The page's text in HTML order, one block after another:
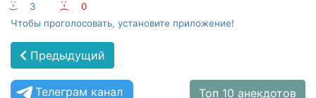
:-) 3 :-(
0
Чтобы проголосовать, установите приложение!
Предыдущий
Телеграм канал Топ 10 анекдотов